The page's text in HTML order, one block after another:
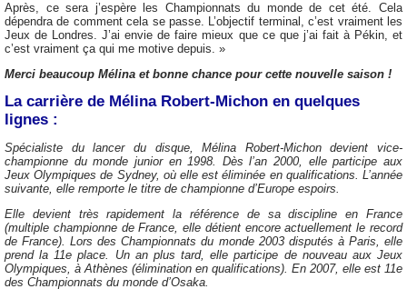
Après, ce sera j’espère les Championnats du monde de cet été. Cela
dépendra de comment cela se passe. L’objectif terminal, c’est vraiment les
Jeux de Londres. J’ai envie de faire mieux que ce que j’ai fait à Pékin, et
c’est vraiment ça qui me motive depuis. »
Merci beaucoup Mélina et bonne chance pour cette nouvelle saison !
La carrière de Mélina Robert-Michon en quelques
lignes :
Spécialiste du lancer du disque, Mélina Robert-Michon devient vice-
championne du monde junior en 1998. Dès l’an 2000, elle participe aux
Jeux Olympiques de Sydney, où elle est éliminée en qualifications. L’année
suivante, elle remporte le titre de championne d’Europe espoirs.
Elle devient très rapidement la référence de sa discipline en France
(multiple championne de France, elle détient encore actuellement le record
de France). Lors des Championnats du monde 2003 disputés à Paris, elle
prend la 11e place. Un an plus tard, elle participe de nouveau aux Jeux
Olympiques, à Athènes (élimination en qualifications). En 2007, elle est 11e
des Championnats du monde d’Osaka.